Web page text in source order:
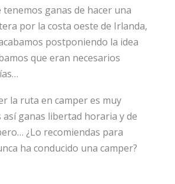
tenemos ganas de hacer una
por la costa oeste de Irlanda,
postponiendo la idea
que eran necesarios
la ruta en camper es muy
así ganas libertad horaria y de
¿Lo recomiendas para
ha conducido una camper?